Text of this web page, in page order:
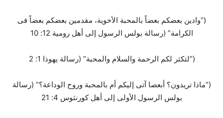
(“وادين بعضكم بعضاً بالمحبة الأخوية، مقدمين بعضكم بعضاً فى
الكرامة” (رسالة بولس الرسول إلى أهل رومية 12: 10
(“لتكثر لكم الرحمة والسلام والمحبة” (رسالة يهوذا 1: 2
(“ماذا تريدون؟ أبعصا آتى إليكم أم بالمحبة وروح الوداعة؟” (رسالة
بولس الرسول الأولى إلى أهل كورنثوس 4: 21